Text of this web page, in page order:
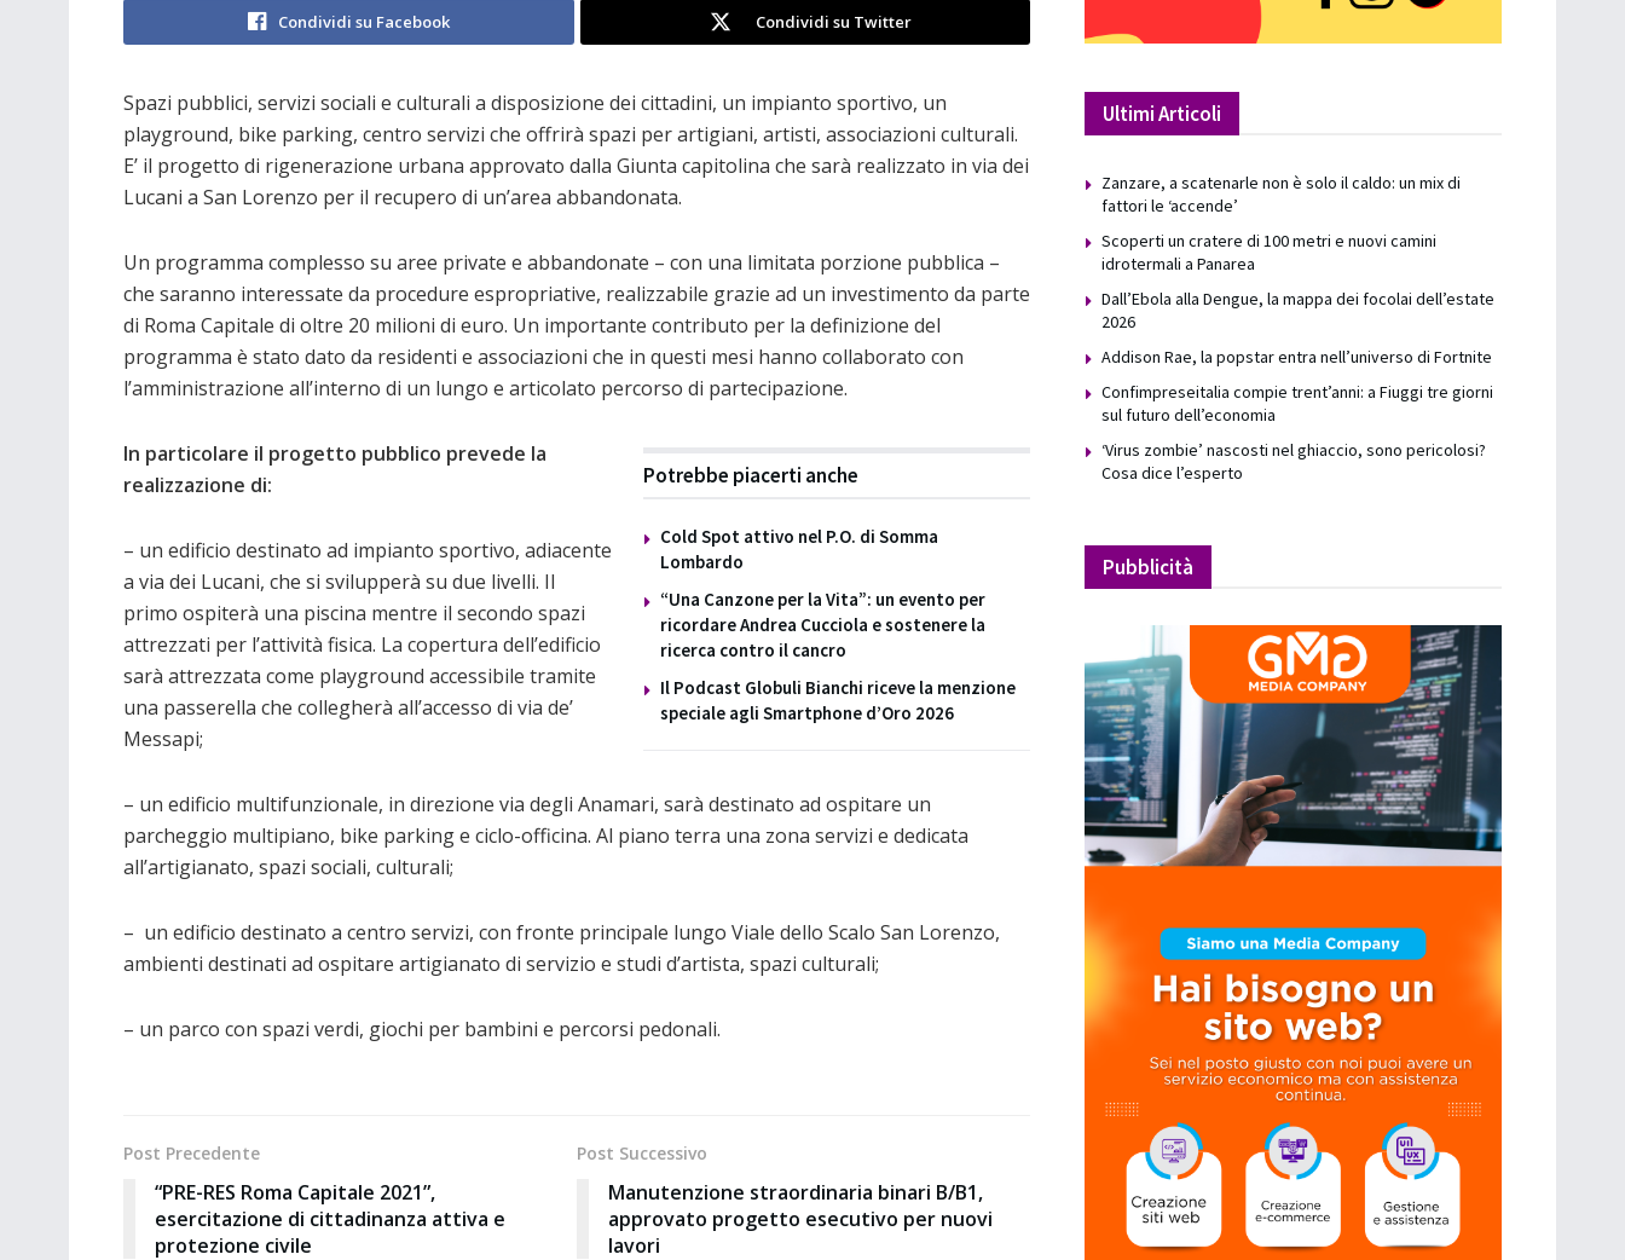
Condividi su Facebook Condividi su Twitter
Spazi pubblici, servizi sociali e culturali a disposizione dei cittadini, un impianto sportivo, un
playground, bike parking, centro servizi che offrirà spazi per artigiani, artisti, associazioni culturali.
E’ il progetto di rigenerazione urbana approvato dalla Giunta capitolina che sarà realizzato in via dei
Lucani a San Lorenzo per il recupero di un’area abbandonata.
Un programma complesso su aree private e abbandonate – con una limitata porzione pubblica –
che saranno interessate da procedure espropriative, realizzabile grazie ad un investimento da parte
di Roma Capitale di oltre 20 milioni di euro. Un importante contributo per la definizione del
programma è stato dato da residenti e associazioni che in questi mesi hanno collaborato con
l’amministrazione all’interno di un lungo e articolato percorso di partecipazione.
Potrebbe piacerti anche
Cold Spot attivo nel P.O. di Somma
Lombardo
“Una Canzone per la Vita”: un evento per
ricordare Andrea Cucciola e sostenere la
ricerca contro il cancro
Il Podcast Globuli Bianchi riceve la menzione
speciale agli Smartphone d’Oro 2026
In particolare il progetto pubblico prevede la
realizzazione di:
– un edificio destinato ad impianto sportivo, adiacente
a via dei Lucani, che si svilupperà su due livelli. Il
primo ospiterà una piscina mentre il secondo spazi
attrezzati per l’attività fisica. La copertura dell’edificio
sarà attrezzata come playground accessibile tramite
una passerella che collegherà all’accesso di via de’
Messapi;
– un edificio multifunzionale, in direzione via degli Anamari, sarà destinato ad ospitare un
parcheggio multipiano, bike parking e ciclo-officina. Al piano terra una zona servizi e dedicata
all’artigianato, spazi sociali, culturali;
– un edificio destinato a centro servizi, con fronte principale lungo Viale dello Scalo San Lorenzo,
ambienti destinati ad ospitare artigianato di servizio e studi d’artista, spazi culturali;
– un parco con spazi verdi, giochi per bambini e percorsi pedonali.
Post Precedente
“PRE-RES Roma Capitale 2021”,
esercitazione di cittadinanza attiva e
protezione civile
Post Successivo
Manutenzione straordinaria binari B/B1,
approvato progetto esecutivo per nuovi
lavori
Ultimi Articoli
Zanzare, a scatenarle non è solo il caldo: un mix di
fattori le ‘accende’
Scoperti un cratere di 100 metri e nuovi camini
idrotermali a Panarea
Dall’Ebola alla Dengue, la mappa dei focolai dell’estate
2026
Addison Rae, la popstar entra nell’universo di Fortnite
Confimpreseitalia compie trent’anni: a Fiuggi tre giorni
sul futuro dell’economia
‘Virus zombie’ nascosti nel ghiaccio, sono pericolosi?
Cosa dice l’esperto
Pubblicità